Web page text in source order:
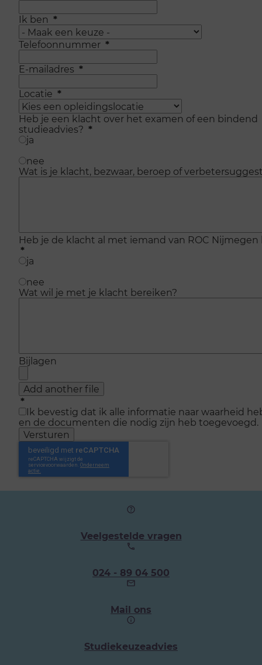
Ik ben *
Telefoonnummer *
E-mailadres *
Locatie *
Heb je een klacht over het examen of een bindend
studieadvies? *
ja
nee
Wat is je klacht, bezwaar, beroep of
Heb je de klacht al met iemand van ROC Nijmegen
*
ja
nee
Wat wil je met je klacht bereiken?
Bijlagen
Add another file
*
Ik bevestig dat ik alle informatie naar waarheid
en de documenten die nodig zijn heb toegevoegd.
Versturen
Veelgestelde vragen
Ons
telefoonnummer:
024 - 89 04 500
Mail ons
Studiekeuzeadvies